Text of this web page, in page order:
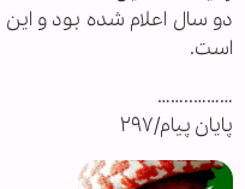
دو سال اعلام شده بود و
است.
………..……
پایان پیام/۲۹۷